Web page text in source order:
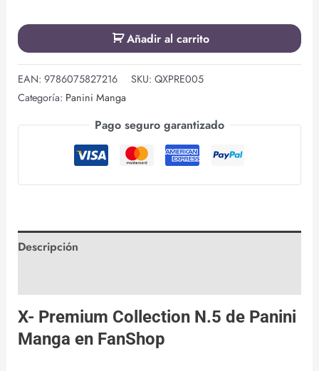
Añadir al carrito
EAN: 9786075827216 SKU: QXPRE005
Categoría: Panini Manga
Pago seguro garantizado
Descripción
X- Premium Collection N.5 de Panini
Manga en FanShop